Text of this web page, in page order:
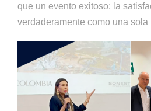
que un evento exitoso: la
verdaderamente como una sola